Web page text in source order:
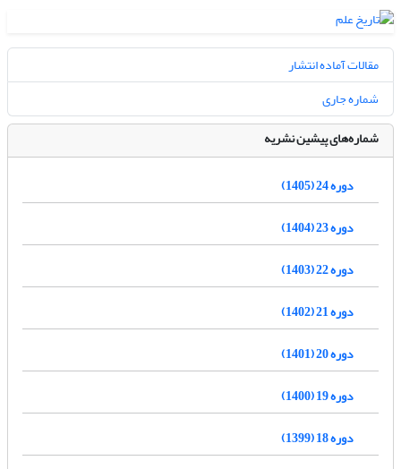
مقالات آماده انتشار
شماره جاری
شماره‌های پیشین نشریه
دوره 24 (1405)
دوره 23 (1404)
دوره 22 (1403)
دوره 21 (1402)
دوره 20 (1401)
دوره 19 (1400)
دوره 18 (1399)